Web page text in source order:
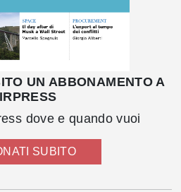
UN ABBONAMENTO A
dove e quando vuoi
SUBITO